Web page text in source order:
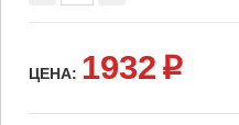
ЦЕНА: 1932 p